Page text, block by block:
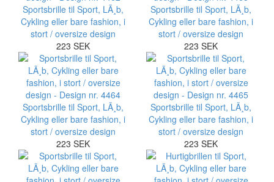
Sportsbrille til Sport, LÃ¸b,
Cykling eller bare fashion, i
stort / oversize design
223 SEK
Sportsbrille til Sport, LÃ¸b,
Cykling eller bare fashion, i
stort / oversize design
223 SEK
Sportsbrille til Sport, LÃ¸b,
Cykling eller bare fashion, i
stort / oversize design
223 SEK
Sportsbrille til Sport, LÃ¸b,
Cykling eller bare fashion, i
stort / oversize design
223 SEK